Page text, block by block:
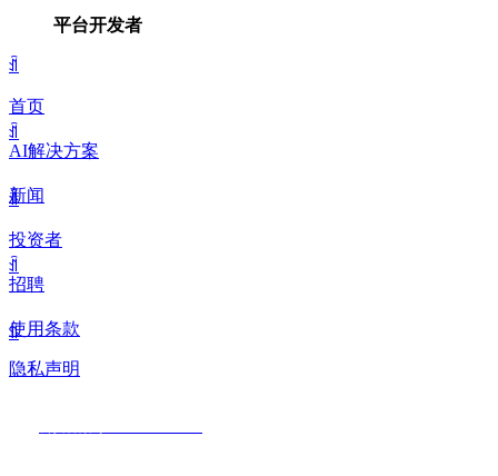
平台开发者
ꀉ
ꀉ
ꀉ
ꀉ
ꀉ
首页
AI解决方案
新闻
投资者
招聘
使用条款
隐私声明